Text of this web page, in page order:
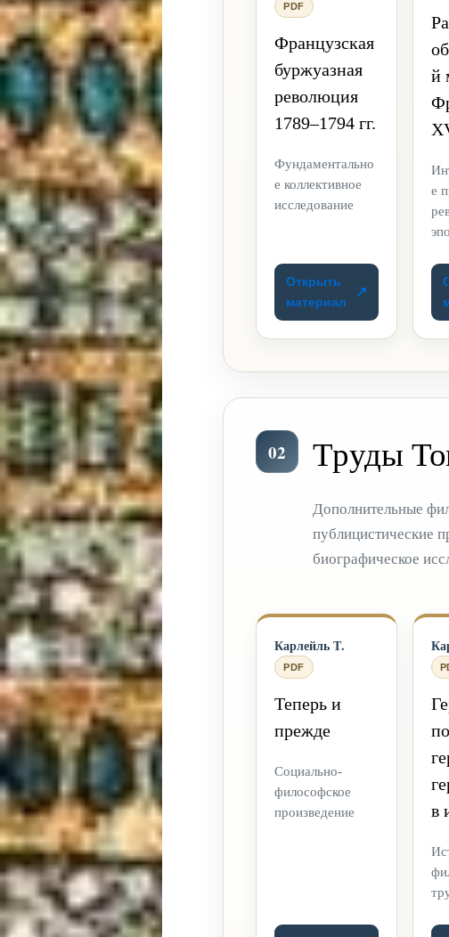
PDF
Французская
буржуазная
революция
1789–1794 гг.
Фундаментально
е коллективное
исследование
Открыть
материал
й
е
02 Труды
Дополнительные
публицистические
биографическое
Карлейль Т.
PDF
Теперь и
прежде
Социально-
философское
произведение
в